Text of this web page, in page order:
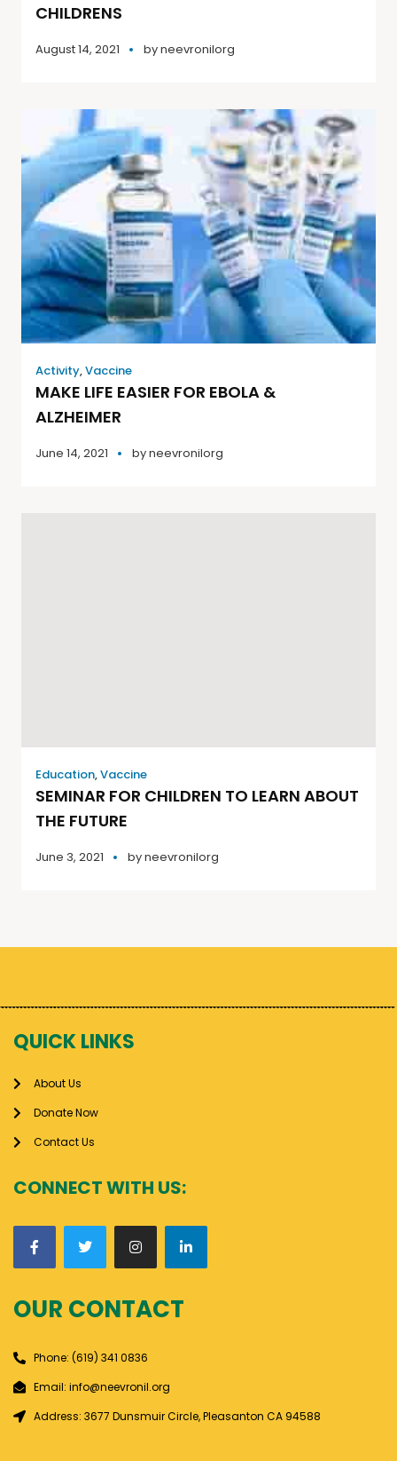
CHILDRENS
August 14, 2021 byneevronilorg
Activity,Vaccine
MAKE LIFE EASIER FOR EBOLA &
ALZHEIMER
June 14, 2021 byneevronilorg
Education,Vaccine
SEMINAR FOR CHILDREN TO LEARN ABOUT
THE FUTURE
June 3, 2021 byneevronilorg
QUICK LINKS
About Us
Donate Now
Contact Us
CONNECT WITH US:
OUR CONTACT
Phone: (619) 341 0836
Email: info@neevronil.org
Address: 3677 Dunsmuir Circle, Pleasanton CA 94588